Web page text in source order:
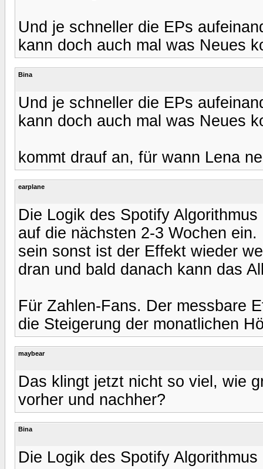
Und je schneller die EPs
kann doch auch mal was Neues
Bina
Und je schneller die EPs
kann doch auch mal was Neues
kommt drauf an, für wann Lena
earplane
Die Logik des Spotify
auf die nächsten 2-3 Wochen
sein sonst ist der Effekt wieder
dran und bald danach kann das
Für Zahlen-Fans. Der messbare
die Steigerung der monatlichen
maybear
Das klingt jetzt nicht so viel, wie
vorher und nachher?
Bina
Die Logik des Spotify